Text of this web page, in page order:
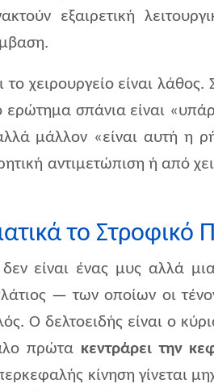
εξαιρετική
το χειρουργείο είναι
ερώτημα σπάνια είναι
μάλλον «είναι αυτή η
αντιμετώπιση ή από
το Στροφικό
είναι ένας μυς αλλά
— των οποίων οι
Ο δελτοειδής είναι ο
πρώτα κεντράρει την
κίνηση γίνεται